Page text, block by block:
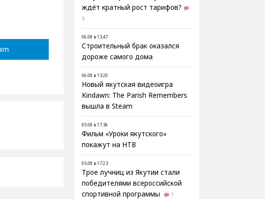
ждёт кратный рост тарифов?
3
06.08 в 13:47
Строительный брак оказался
дороже самого дома
06.08 в 13:20
Новый якутская видеоигра
Kindawn: The Parish Remembers
вышла в Steam
05.08 в 17:36
Фильм «Уроки якутского»
покажут на НТВ
05.08 в 17:23
Трое лучниц из Якутии стали
победителями всероссийской
спортивной программы
1